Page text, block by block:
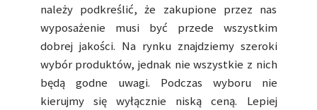
należy podkreślić, że zakupione przez nas
wyposażenie musi być przede wszystkim
dobrej jakości. Na rynku znajdziemy szeroki
wybór produktów, jednak nie wszystkie z nich
będą godne uwagi. Podczas wyboru nie
kierujmy się wyłącznie niską ceną. Lepiej